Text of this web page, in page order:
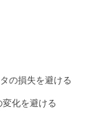
の損失を避ける
化を避ける